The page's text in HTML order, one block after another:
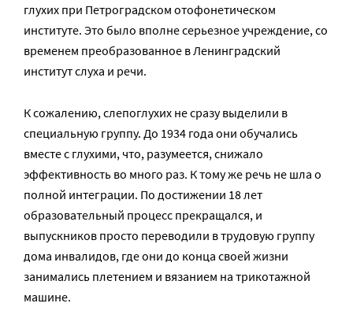
глухих при Петроградском отофонетическом
институте. Это было вполне серьезное учреждение, со
временем преобразованное в Ленинградский
институт слуха и речи.
К сожалению, слепоглухих не сразу выделили в
специальную группу. До 1934 года они обучались
вместе с глухими, что, разумеется, снижало
эффективность во много раз. К тому же речь не шла о
полной интеграции. По достижении 18 лет
образовательный процесс прекращался, и
выпускников просто переводили в трудовую группу
дома инвалидов, где они до конца своей жизни
занимались плетением и вязанием на трикотажной
машине.